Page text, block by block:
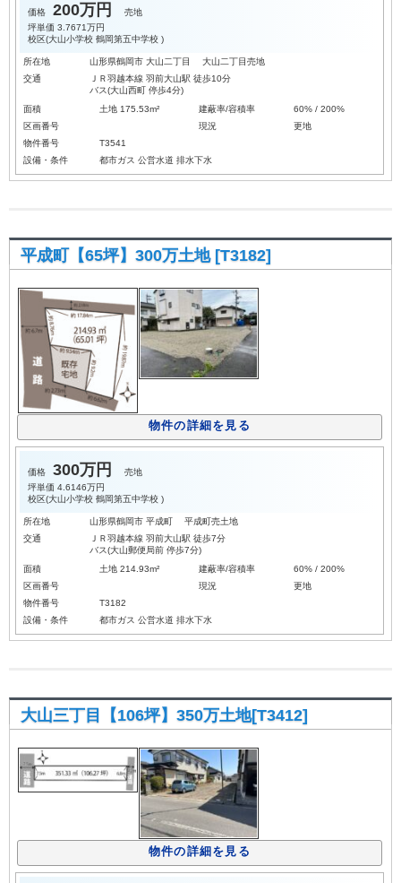
価格 200万円
売地
坪単価 3.7671万円
校区(大山小学校 鶴岡第五中学校 )
所在地
山形県鶴岡市 大山二丁目 大山二丁目売地
交通
ＪＲ羽越本線 羽前大山駅 徒歩10分
バス(大山西町 停歩4分)
面積
土地 175.53m² 建蔽率/容積率
60% / 200%
区画番号
現況
更地
物件番号
T3541
設備・条件
都市ガス 公営水道 排水下水
平成町【65坪】300万土地 [T3182]
物件の詳細を見る
価格 300万円
売地
坪単価 4.6146万円
校区(大山小学校 鶴岡第五中学校 )
所在地
山形県鶴岡市 平成町 平成町売土地
交通
ＪＲ羽越本線 羽前大山駅 徒歩7分
バス(大山郵便局前 停歩7分)
面積
土地 214.93m² 建蔽率/容積率
60% / 200%
区画番号
現況
更地
物件番号
T3182
設備・条件
都市ガス 公営水道 排水下水
大山三丁目【106坪】350万土地[T3412]
物件の詳細を見る